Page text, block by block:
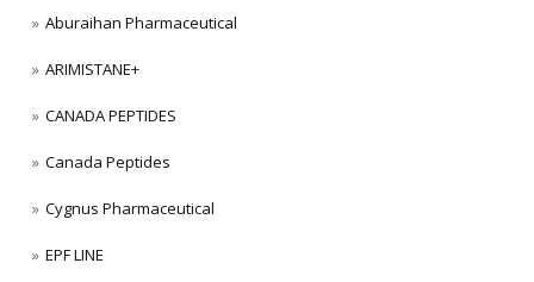
Aburaihan Pharmaceutical
ARIMISTANE+
CANADA PEPTIDES
Canada Peptides
Cygnus Pharmaceutical
EPF LINE